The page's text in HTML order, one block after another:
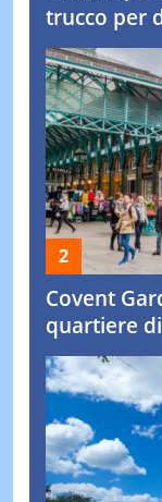
trucco per
Covent
quartiere